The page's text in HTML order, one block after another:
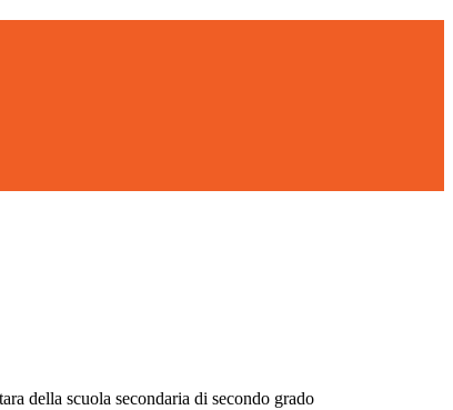
della scuola secondaria di secondo grado